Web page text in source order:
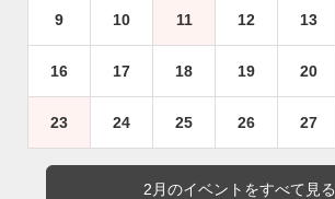
9 10 11 12 13
16 17 18 19 20
23 24 25 26 27
2月のイベントをすべて見る